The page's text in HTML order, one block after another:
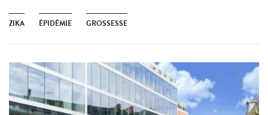
ZIKA ÉPIDÉMIE GROSSESSE